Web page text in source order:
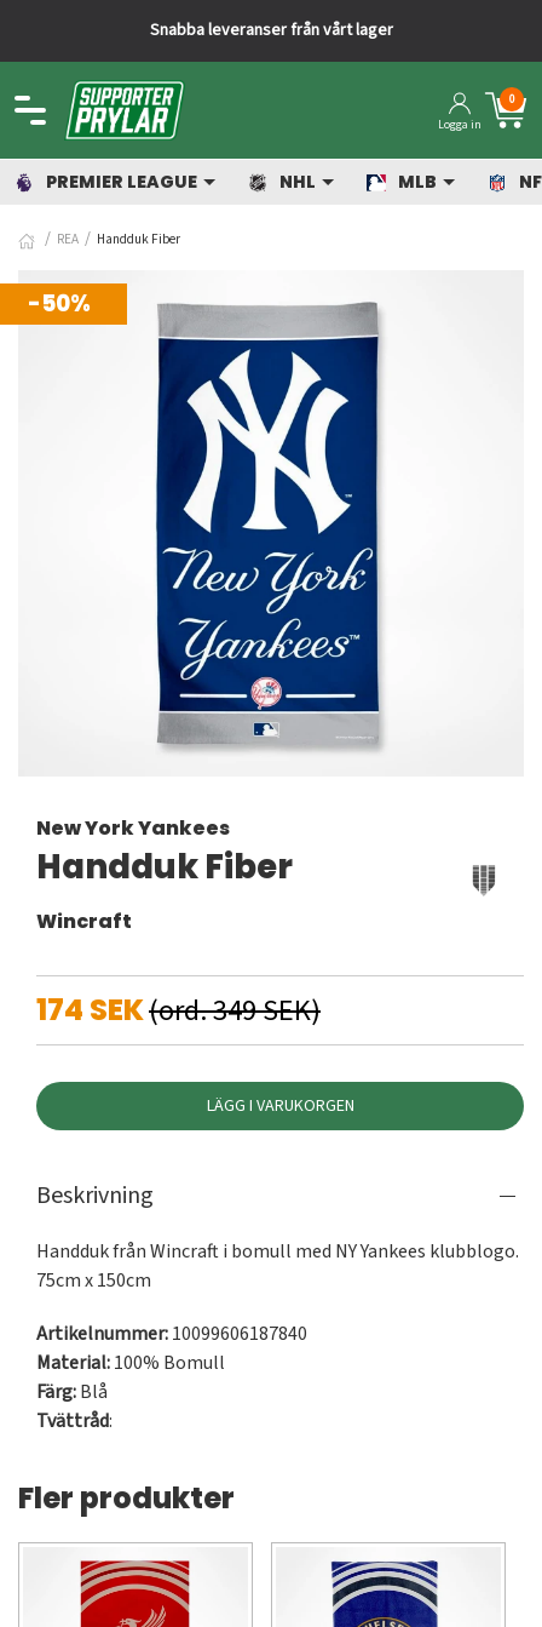
Snabba leveranser från vårt lager
Logga in
0
PREMIER LEAGUE NHL MLB
REA Handduk Fiber
-50%
New York Yankees
Handduk Fiber
Wincraft
174 SEK(ord. 349 SEK)
LÄGG I VARUKORGEN
Beskrivning
Handduk från Wincraft i bomull med NY Yankees klubblogo.
75cm x 150cm
Artikelnummer:10099606187840
Material:100% Bomull
Färg:Blå
Tvättråd:
Fler produkter